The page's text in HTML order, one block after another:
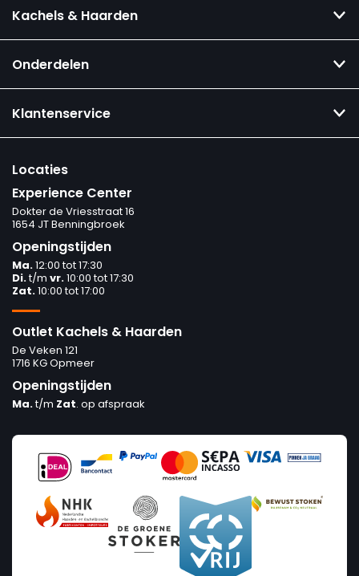
Kachels & Haarden
Onderdelen
Klantenservice
Locaties
Experience Center
Dokter de Vriesstraat 16
1654 JT Benningbroek
Openingstijden
Ma.12:00 tot 17:30
Di.t/m vr.10:00 tot 17:30
Zat.10:00 tot 17:00
Outlet Kachels & Haarden
De Veken 121
1716 KG Opmeer
Openingstijden
Ma.t/m Zat. op afspraak